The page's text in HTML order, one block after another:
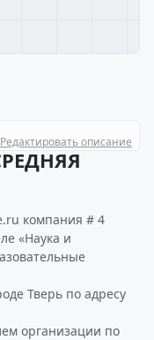
Редактировать описание
компания # 4
«Наука и
Тверь по адресу
организации по